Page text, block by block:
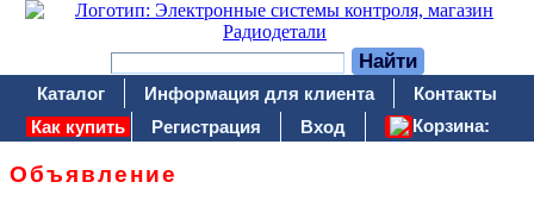
Каталог Информация для клиента
Контакты
Как купить
Регистрация Вход Корзина:
Объявление